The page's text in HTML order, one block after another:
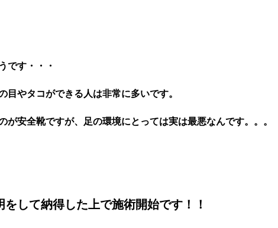
です・・・
目やタコができる人は非常に多いです。
が安全靴ですが、足の環境にとっては実は最悪なんです。。。
をして納得した上で施術開始です！！